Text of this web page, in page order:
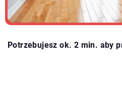
Potrzebujesz ok. 2 min. aby